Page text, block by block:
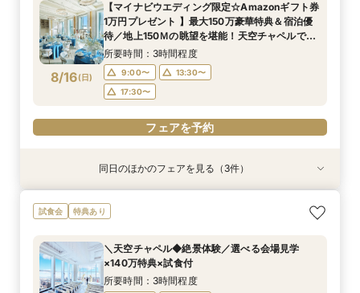
8/15(土)
9:00〜
13:30〜
17:30〜
フェアを予約
8/15(土)
9:00〜
13:30〜
17:30〜
フェアを予約
8/16(日)
【マイナビウエディング限定☆Amazonギフト券
1万円プレゼント 】最大150万豪華特典＆宿泊優
待／地上150Ｍの眺望を堪能！天空チャペルで感
動挙式&上質貸切体験*BIGフェア
所要時間：3時間程度
9:00〜
13:30〜
17:30〜
フェアを予約
特典あり
8/16(日)
【ドレス1着プレゼント】地上150mチャペルで叶
う憧れ花嫁体験
9:00〜
13:30〜
17:30〜
特典あり
8/16(日)
【料理重視*必見】料理ランクUP優待*140万特
典×天空チャペル
9:00〜
13:30〜
17:30〜
特典あり
8/16(日)
【2名～少人数婚】大阪駅直結*貸切空間で叶え
る洗練W
9:00〜
13:30〜
17:30〜
同日のほかのフェアを見る（3件）
試食会 特典あり
＼天空チャペル◆絶景体験／選べる会場見学
×140万特典×試食付
所要時間：3時間程度